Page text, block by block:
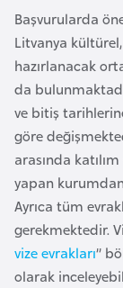
Başvurularda
Litvanya
hazırlanacak
da
ve bitiş
göre
arasında
yapan
Ayrıca tüm
gerekmektedir.
vize evrakları”
olarak
B
a
n
g
l
a
d
e
ş
B
e